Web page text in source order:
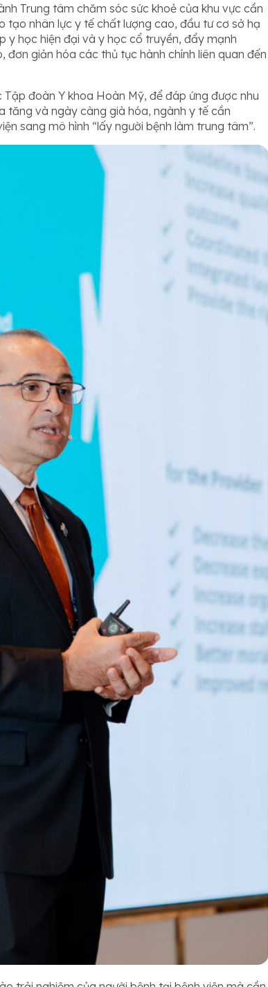
Trung tâm chăm sóc sức khoẻ của khu vực cần
nhân lực y tế chất lượng cao, đầu tư cơ sở hạ
y học hiện đại và y học cổ truyền, đẩy mạnh
giản hóa các thủ tục hành chính liên quan đến
Tập đoàn Y khoa Hoàn Mỹ, để đáp ứng được nhu
tăng và ngày càng già hóa, ngành y tế cần
sang mô hình “lấy người bệnh làm trung tâm”.